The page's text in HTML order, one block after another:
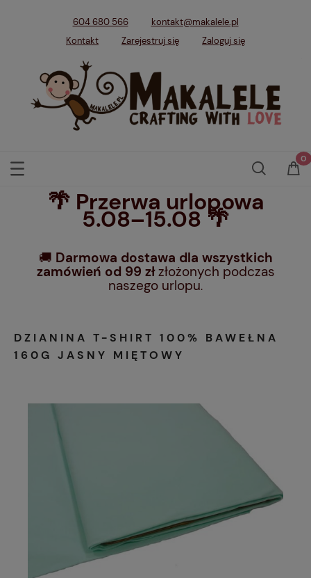
604 680 566
kontakt@makalele.pl
Kontakt
Zarejestruj się Zaloguj się
🌴 Przerwa urlopowa
5.08–15.08 🌴
🚚 Darmowa dostawa dla wszystkich
zamówień od 99 złzłożonych podczas
naszego urlopu.
DZIANINA T-SHIRT 100% BAWEŁNA
160G JASNY MIĘTOWY